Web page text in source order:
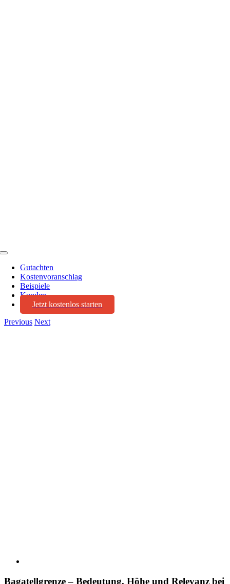
Toggle
NavigationGutachten
Kostenvoranschlag
Beispiele
Kunden
Jetzt kostenlos starten
Previous Next
Bagatellgrenze – Bedeutung, Höhe und Relevanz bei